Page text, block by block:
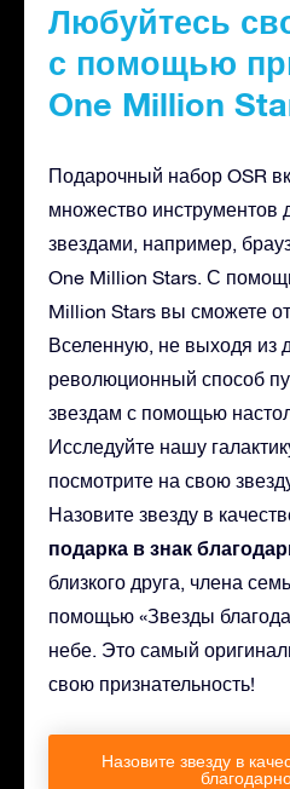
Любуйтесь
с помощью
One Million
Подарочный набор OSR
множество инструментов
звездами, например,
One Million Stars. С
Million Stars вы сможете
Вселенную, не выходя из
революционный способ
звездам с помощью
Исследуйте нашу
посмотрите на свою
Назовите звезду в
подарка в знак
близкого друга, члена
помощью «Звезды
небе. Это самый
свою признательность!
Назовите звезду в